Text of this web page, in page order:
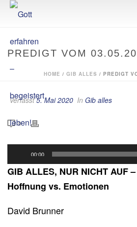
PREDIGT VOM
HOME / GIB ALLES / PREDIGT
Verfasst5. Mai 2020 In Gib alles
0
Player
00:00
GIB ALLES, NUR NICHT AUF –
Hoffnung vs. Emotionen
David Brunner